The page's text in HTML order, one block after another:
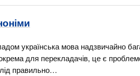
українська мова надзвичайно
для перекладачів, це є
правильно…